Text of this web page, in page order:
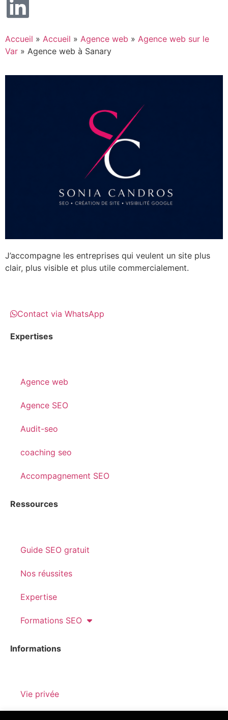
Accueil » Accueil » Agence web » Agence web sur le
Var » Agence web à Sanary
J’accompagne les entreprises qui veulent un site plus
clair, plus visible et plus utile commercialement.
Contact via WhatsApp
Expertises
Agence web
Agence SEO
Audit-seo
coaching seo
Accompagnement SEO
Ressources
Guide SEO gratuit
Nos réussites
Expertise
Formations SEO
Informations
Vie privée